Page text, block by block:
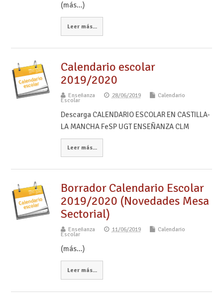
(más…)
Leer más...
Calendario escolar
2019/2020
Enseñanza 28/06/2019 Calendario
Escolar
Descarga CALENDARIO ESCOLAR EN CASTILLA-
LA MANCHA FeSP UGT ENSEÑANZA CLM
Leer más...
Borrador Calendario Escolar
2019/2020 (Novedades Mesa
Sectorial)
Enseñanza 11/06/2019 Calendario
Escolar
(más…)
Leer más...